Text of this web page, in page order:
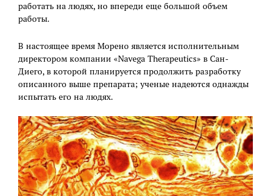
работать на людях, но впереди еще большой объем
работы.
В настоящее время Морено является исполнительным
директором компании «Navega Therapeutics» в Сан-
Диего, в которой планируется продолжить разработку
описанного выше препарата; ученые надеются однажды
испытать его на людях.